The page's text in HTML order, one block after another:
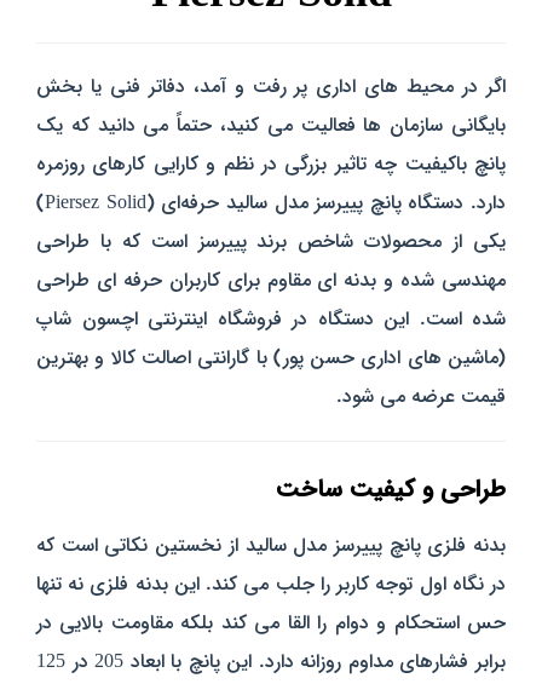
اگر در محیط‌ های اداری پر رفت‌ و آمد، دفاتر فنی یا بخش
بایگانی سازمان‌ ها فعالیت می‌ کنید، حتماً می‌ دانید که یک
پانچ باکیفیت چه تاثیر بزرگی در نظم و کارایی کارهای روزمره
دارد. دستگاه پانچ پییرسز مدل سالید حرفه‌ای (Piersez Solid)
یکی از محصولات شاخص برند پییرسز است که با طراحی
مهندسی‌ شده و بدنه‌ ای مقاوم برای کاربران حرفه‌ ای طراحی
شده است. این دستگاه در فروشگاه اینترنتی اچسون شاپ
(ماشین‌ های اداری حسن‌ پور) با گارانتی اصالت کالا و بهترین
قیمت عرضه می‌ شود.
طراحی و کیفیت ساخت
بدنه‌ فلزی پانچ پییرسز مدل سالید از نخستین نکاتی است که
در نگاه اول توجه کاربر را جلب می‌ کند. این بدنه فلزی نه تنها
حس استحکام و دوام را القا می‌ کند بلکه مقاومت بالایی در
برابر فشارهای مداوم روزانه دارد. این پانچ
با ابعاد 205 در 125